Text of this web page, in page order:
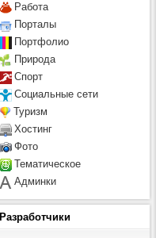
Работа
Порталы
Портфолио
Природа
Спорт
Социальные сети
Туризм
Хостинг
Фото
Тематическое
Админки
Разработчики